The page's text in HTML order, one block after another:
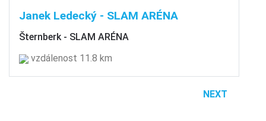
Janek Ledecký - SLAM ARÉNA
Šternberk - SLAM ARÉNA
vzdálenost 11.8 km
NEXT